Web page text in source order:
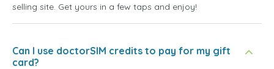
selling site. Get yours in a few taps and enjoy!
Can I use doctorSIM credits to pay for my gift
card?